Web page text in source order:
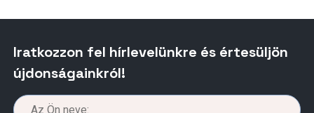
Iratkozzon fel hírlevelünkre és értesüljön
újdonságainkról!